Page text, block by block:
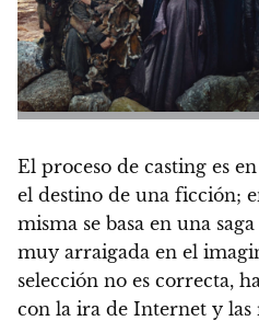
El proceso de casting es
el destino de una ficción;
misma se basa en una
muy arraigada en el
selección no es correcta,
con la ira de Internet y las